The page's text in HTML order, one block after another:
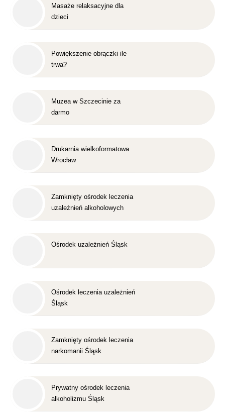
Masaże relaksacyjne dla
dzieci
Powiększenie obrączki ile
trwa?
Muzea w Szczecinie za
darmo
Drukarnia wielkoformatowa
Wrocław
Zamknięty ośrodek leczenia
uzależnień alkoholowych
Ośrodek uzależnień Śląsk
Ośrodek leczenia uzależnień
Śląsk
Zamknięty ośrodek leczenia
narkomanii Śląsk
Prywatny ośrodek leczenia
alkoholizmu Śląsk